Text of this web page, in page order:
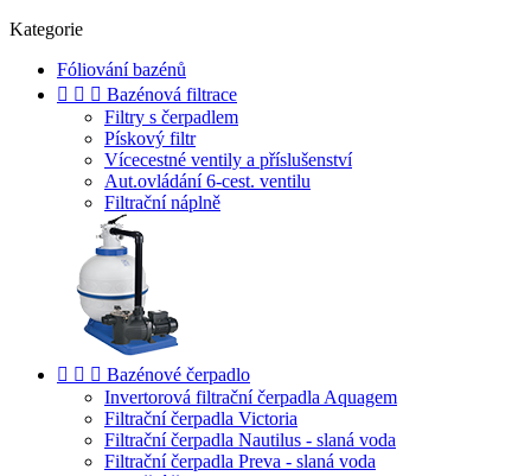
Kategorie
Fóliování bazénů
   Bazénová filtrace
Filtry s čerpadlem
Pískový filtr
Vícecestné ventily a příslušenství
Aut.ovládání 6-cest. ventilu
Filtrační náplně
   Bazénové čerpadlo
Invertorová filtrační čerpadla Aquagem
Filtrační čerpadla Victoria
Filtrační čerpadla Nautilus - slaná voda
Filtrační čerpadla Preva - slaná voda